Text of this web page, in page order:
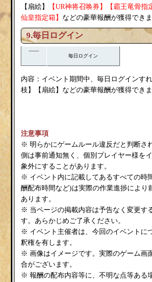
【 扇絵】
【UR神将召唤券】【霸王竜骨指
仙皇指定箱】 などの豪華報酬が獲得できま
9.毎日ログイン
毎日ログイン
内容：イベント期間中、毎日ログインす
枝 】【 扇絵】などの豪華報酬が獲得できま
注意事項
※ 明らかにゲームルール違反だと判断さ
側は事前通知無く、個別プレイヤー様を
象外にすることがあります。
※ イベント内に記載してあるすべての時
酬配布時間など)は実際の作業進捗により
あります。
※ 当ページの掲載内容は予告なく変更す
す。あらかじめご了承ください。
※ イベント主催者は、今回のイベントに
釈権を有します。
※ 画像はイメージです。実際のゲーム画
合がございます。
※ 報酬の配布内容等に、不明な点等ある